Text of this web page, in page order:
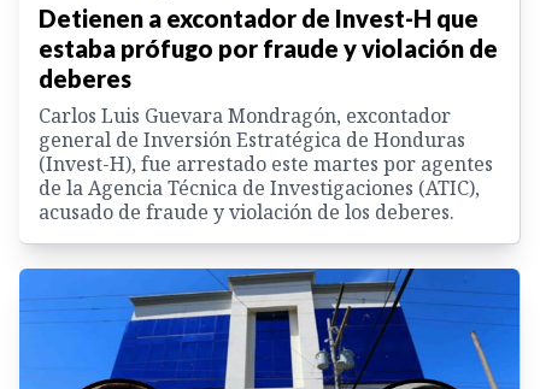
Detienen a excontador de Invest-H que
estaba prófugo por fraude y violación de
deberes
Carlos Luis Guevara Mondragón, excontador
general de Inversión Estratégica de Honduras
(Invest-H), fue arrestado este martes por agentes
de la Agencia Técnica de Investigaciones (ATIC),
acusado de fraude y violación de los deberes.